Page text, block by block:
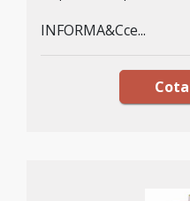
INFORMA&Cce...